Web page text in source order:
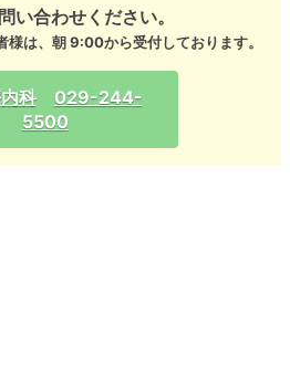
い合わせください。
様は、朝 9:00から受付しております。
029-244-
5500